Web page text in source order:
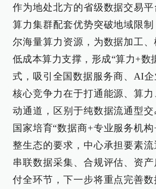
作为地处北方的省级数据交易
算力集群配套优势突破地域限
尔海量算力资源，为数据加工
低成本算力支撑，形成“算力+数
式，吸引全国数据服务商、AI
核心竞争力在于打通能源、算
动通道，区别于纯数据流通型
国家培育“数据商+专业服务机
整生态的要求，中心承担要素流
串联数据采集、合规评估、资
付全环节，下一步将重点完善